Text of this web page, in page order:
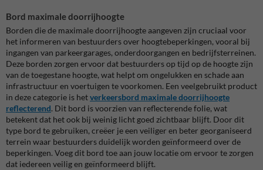
Bord maximale doorrijhoogte
Borden die de maximale doorrijhoogte aangeven zijn cruciaal voor
het informeren van bestuurders over hoogtebeperkingen, vooral bij
ingangen van parkeergarages, onderdoorgangen en bedrijfsterreinen.
Deze borden zorgen ervoor dat bestuurders op tijd op de hoogte zijn
van de toegestane hoogte, wat helpt om ongelukken en schade aan
infrastructuur en voertuigen te voorkomen. Een veelgebruikt product
in deze categorie is hetverkeersbord maximale doorrijhoogte
reflecterend. Dit bord is voorzien van reflecterende folie, wat
betekent dat het ook bij weinig licht goed zichtbaar blijft. Door dit
type bord te gebruiken, creëer je een veiliger en beter georganiseerd
terrein waar bestuurders duidelijk worden geïnformeerd over de
beperkingen. Voeg dit bord toe aan jouw locatie om ervoor te zorgen
dat iedereen veilig en geïnformeerd blijft.